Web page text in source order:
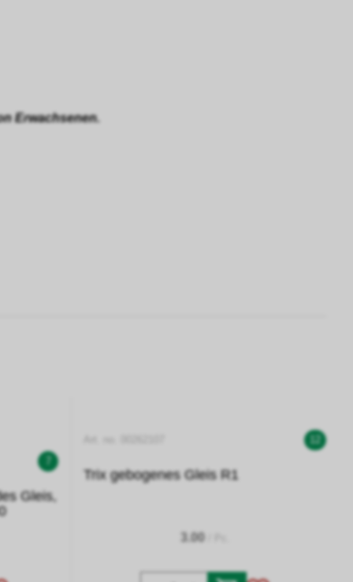
Erwachsenen.
Gleis,
12
Trix gebogenes Gleis R1
3.00